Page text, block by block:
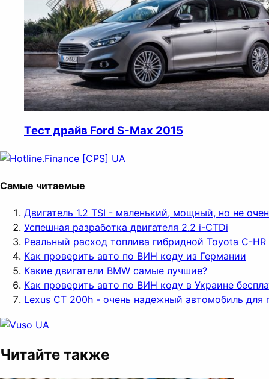
Тест драйв Ford S-Max 2015
Самые читаемые
Двигатель 1.2 TSI - маленький, мощный, но не
Успешная разработка двигателя 2.2 i-CTDi
Реальный расход топлива гибридной Toyota C-HR
Как проверить авто по ВИН коду из Германии
Какие двигатели BMW самые лучшие?
Как проверить авто по ВИН коду в Украине
Lexus CT 200h - очень надежный автомобиль для
Читайте также